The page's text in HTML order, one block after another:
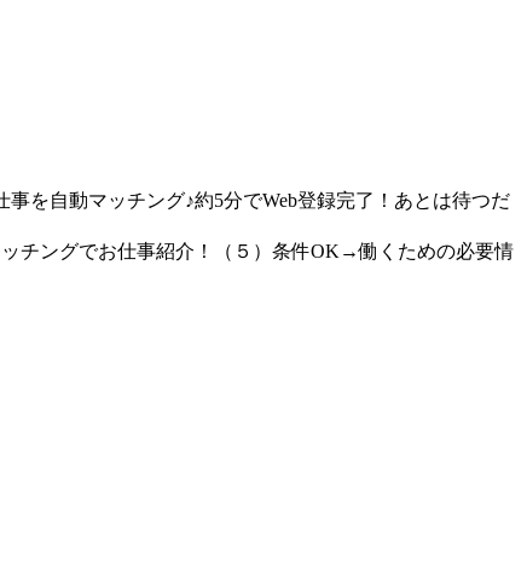
を自動マッチング♪約5分でWeb登録完了！あとは待つだ
チングでお仕事紹介！（５）条件OK→働くための必要情